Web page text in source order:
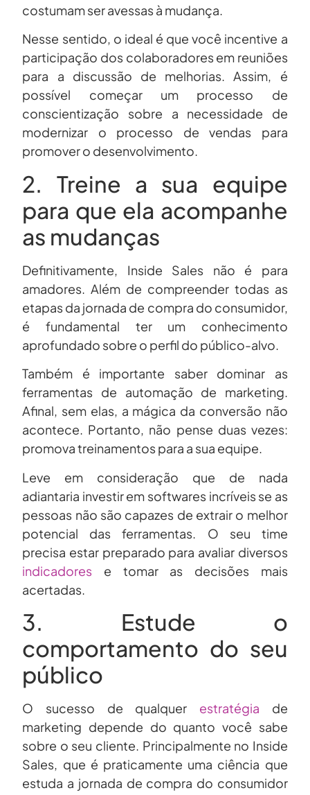
costumam ser avessas à mudança.
Nesse sentido, o ideal é que você incentive a
participação dos colaboradores em reuniões
para a discussão de melhorias. Assim, é
possível começar um processo de
conscientização sobre a necessidade de
modernizar o processo de vendas para
promover o desenvolvimento.
2. Treine a sua equipe
para que ela acompanhe
as mudanças
Definitivamente, Inside Sales não é para
amadores. Além de compreender todas as
etapas da jornada de compra do consumidor,
é fundamental ter um conhecimento
aprofundado sobre o perfil do público-alvo.
Também é importante saber dominar as
ferramentas de automação de marketing.
Afinal, sem elas, a mágica da conversão não
acontece. Portanto, não pense duas vezes:
promova treinamentos para a sua equipe.
Leve em consideração que de nada
adiantaria investir em softwares incríveis se as
pessoas não são capazes de extrair o melhor
potencial das ferramentas. O seu time
precisa estar preparado para avaliar diversos
indicadores e tomar as decisões mais
acertadas.
3. Estude o
comportamento do seu
público
O sucesso de qualquer estratégia de
marketing depende do quanto você sabe
sobre o seu cliente. Principalmente no Inside
Sales, que é praticamente uma ciência que
estuda a jornada de compra do consumidor